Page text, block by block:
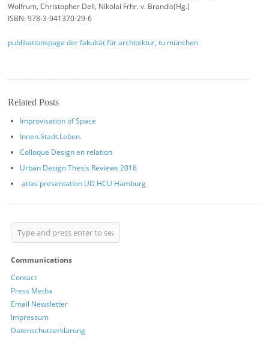
Wolfrum, Christopher Dell, Nikolai Frhr. v. Brandis(Hg.)
ISBN: 978-3-941370-29-6
publikationspage der fakultät für architektur, tu münchen
Related Posts
Improvisation of Space
Innen.Stadt.Leben.
Colloque Design en relation
Urban Design Thesis Reviews 2018
atlas presentation UD HCU Hamburg
Communications
Contact
Press Media
Email Newsletter
Impressum
Datenschutzerklärung